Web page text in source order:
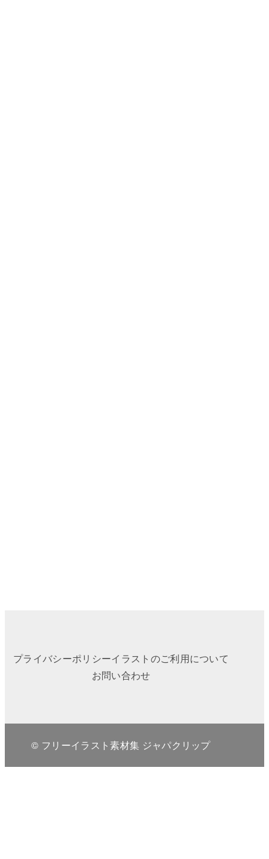
プライバシーポリシーイラストのご利用について
お問い合わせ
© フリーイラスト素材集 ジャパクリップ